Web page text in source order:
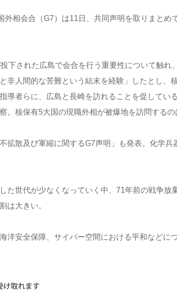
外相会合（G7）は11日、共同声明を取りまとめ
下された広島で会合を行う重要性について触れ
非人間的な苦難という結末を経験」したとし、
導者らに、広島と長崎を訪れることを促してい
。核保有5大国の現職外相が被爆地を訪問するの
拡散及び軍縮に関するG7声明」も発表。化学
た世代が少なくなっていく中、71年前の戦争放
は大きい。
洋安全保障、サイバー空間における平和などに